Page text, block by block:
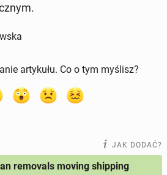
artykułu. Co o tym myślisz?
JAK DODAĆ?
removals moving shipping